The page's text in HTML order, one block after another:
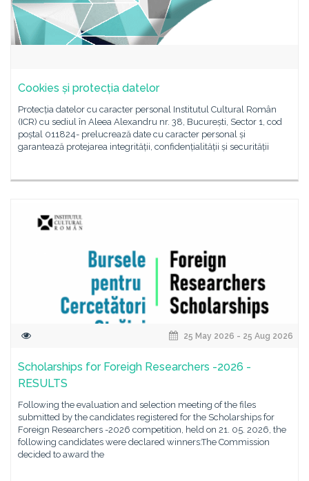
Cookies și protecția datelor
Protecția datelor cu caracter personal Institutul Cultural Român
(ICR) cu sediul în Aleea Alexandru nr. 38, București, Sector 1, cod
poștal 011824- prelucrează date cu caracter personal și
garantează protejarea integrității, confidențialității și securității
25 May 2026 - 25 Aug 2026
Scholarships for Foreigh Researchers -2026 -
RESULTS
Following the evaluation and selection meeting of the files
submitted by the candidates registered for the Scholarships for
Foreign Researchers -2026 competition, held on 21. 05. 2026, the
following candidates were declared winners:The Commission
decided to award the